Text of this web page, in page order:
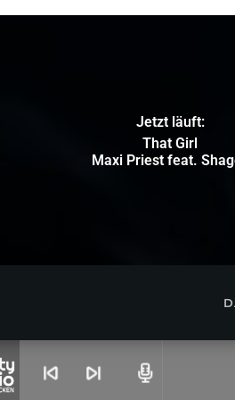
skip_previous skip_next radio
Jetzt läuft:
That Girl
Maxi Priest feat.